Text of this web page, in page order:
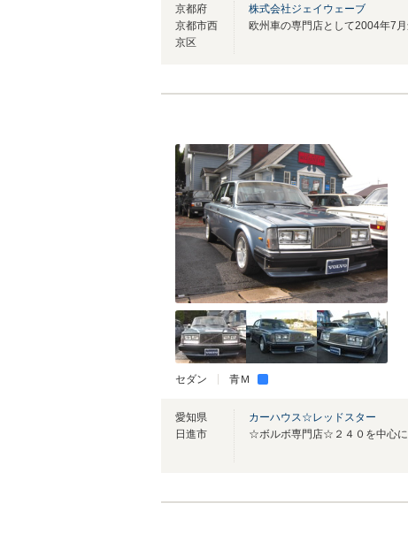
京都府
京都市西
京区
株式会社ジェイウェーブ
セダン 青Ｍ
愛知県
日進市
カーハウス☆レッドスター